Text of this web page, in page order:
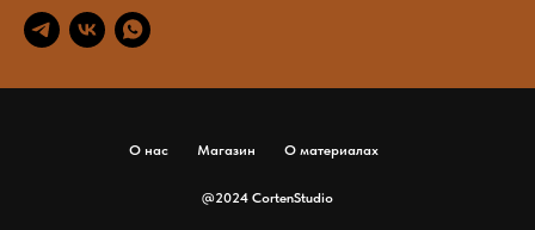
О нас Магазин О материалах
@2024 CortenStudio